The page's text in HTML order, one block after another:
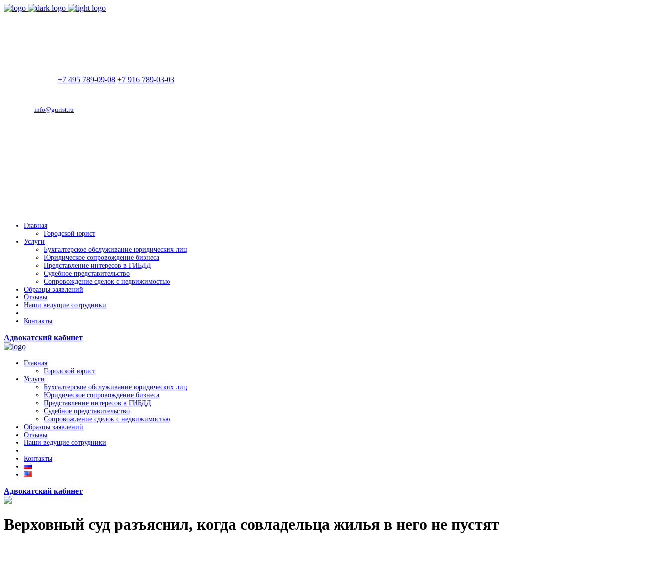
+7 495 789-09-08 +7 916 789-03-03
info@gurist.ru
Главная
Городской юрист
Услуги
Бухгалтерское обслуживание юридических лиц
Юридическое сопровождение бизнеса
Представление интересов в ГИБДД
Судебное представительство
Сопровождение сделок с недвижимостью
Образцы заявлений
Отзывы
Наши ведущие сотрудники
Контакты
Адвокатский кабинет
Главная
Городской юрист
Услуги
Бухгалтерское обслуживание юридических лиц
Юридическое сопровождение бизнеса
Представление интересов в ГИБДД
Судебное представительство
Сопровождение сделок с недвижимостью
Образцы заявлений
Отзывы
Наши ведущие сотрудники
Контакты
Адвокатский кабинет
Верховный суд разъяснил, когда совладельца жилья в него не пустят